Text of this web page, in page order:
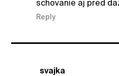
schovanie aj pred
Reply
svajka